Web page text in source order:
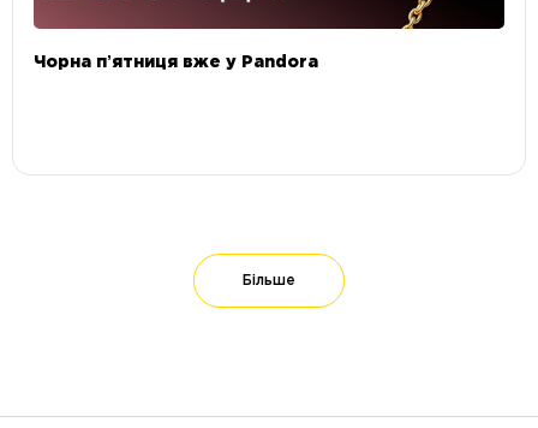
Чорна пʼятниця вже у Pandora
Більше